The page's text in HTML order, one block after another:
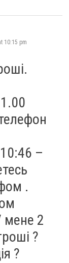
10:15 pm
–
.
мене 2
?
?